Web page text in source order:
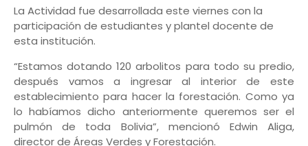
La Actividad fue desarrollada este viernes con la
participación de estudiantes y plantel docente de
esta institución.
“Estamos dotando 120 arbolitos para todo su predio,
después vamos a ingresar al interior de este
establecimiento para hacer la forestación. Como ya
lo habíamos dicho anteriormente queremos ser el
pulmón de toda Bolivia”, mencionó Edwin Aliga,
director de Áreas Verdes y Forestación.